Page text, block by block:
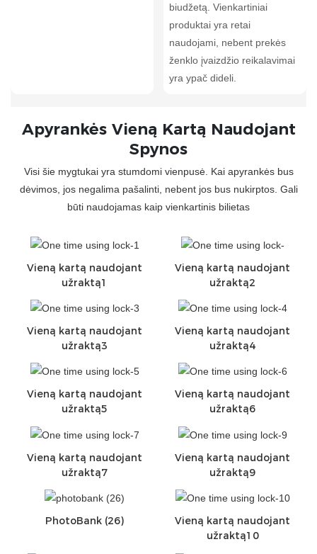
biudžetą. Vienkartiniai
produktai yra retai
naudojami, nebent prekės
ženklo įvaizdžio reikalavimai
yra ypač dideli.
Apyrankės Vieną Kartą Naudojant
Spynos
Visi šie mygtukai yra stumdomi vienpusė. Kai apyrankės bus
dėvimos, jos negalima pašalinti, nebent jos bus nukirptos. Gali
būti naudojamas kaip vienkartinis bilietas
Vieną kartą naudojant
užraktą1
Vieną kartą naudojant
užraktą2
Vieną kartą naudojant
užraktą3
Vieną kartą naudojant
užraktą4
Vieną kartą naudojant
užraktą5
Vieną kartą naudojant
užraktą6
Vieną kartą naudojant
užraktą7
Vieną kartą naudojant
užraktą9
PhotoBank (26)
Vieną kartą naudojant
užraktą10